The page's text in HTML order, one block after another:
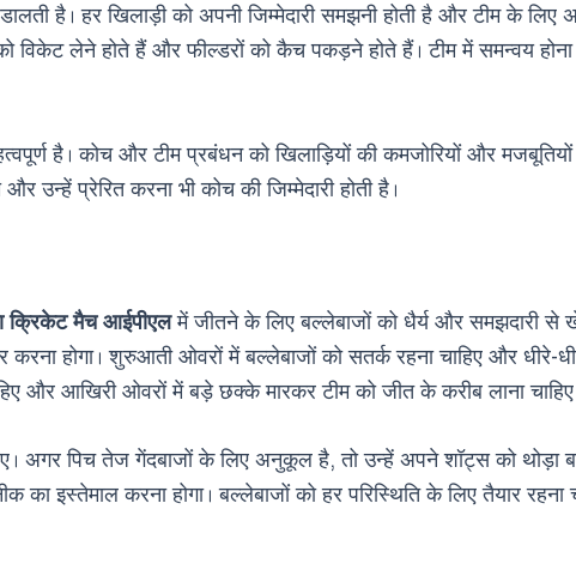
है। हर खिलाड़ी को अपनी जिम्मेदारी समझनी होती है और टीम के लिए
विकेट लेने होते हैं और फील्डरों को कैच पकड़ने होते हैं। टीम में समन्वय
है। कोच और टीम प्रबंधन को खिलाड़ियों की कमजोरियों और
और उन्हें प्रेरित करना भी कोच की जिम्मेदारी होती है।
मैच आईपीएलमें जीतने के लिए बल्लेबाजों को धैर्य और समझदारी से
होगा। शुरुआती ओवरों में बल्लेबाजों को सतर्क रहना चाहिए और धीरे-
और आखिरी ओवरों में बड़े छक्के मारकर टीम को जीत के करीब लाना
अगर पिच तेज गेंदबाजों के लिए अनुकूल है, तो उन्हें अपने शॉट्स को थोड़ा
इस्तेमाल करना होगा। बल्लेबाजों को हर परिस्थिति के लिए तैयार